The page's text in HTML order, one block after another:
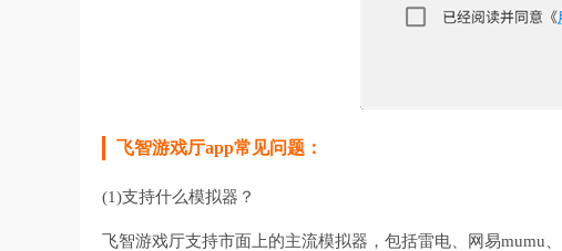
飞智游戏厅app常见问题：
(1)支持什么模拟器？
飞智游戏厅支持市面上的主流模拟器，包括雷电、网易mumu